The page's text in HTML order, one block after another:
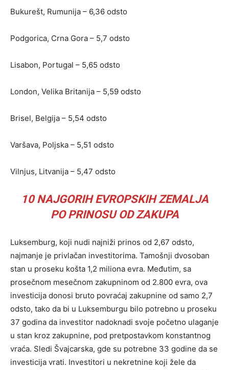
Bukurešt, Rumunija – 6,36 odsto
Podgorica, Crna Gora – 5,7 odsto
Lisabon, Portugal – 5,65 odsto
London, Velika Britanija – 5,59 odsto
Brisel, Belgija – 5,54 odsto
Varšava, Poljska – 5,51 odsto
Vilnjus, Litvanija – 5,47 odsto
10 NAJGORIH EVROPSKIH ZEMALJA
PO PRINOSU OD ZAKUPA
Luksemburg, koji nudi najniži prinos od 2,67 odsto,
najmanje je privlačan investitorima. Tamošnji dvosoban
stan u proseku košta 1,2 miliona evra. Međutim, sa
prosečnom mesečnom zakupninom od 2.800 evra, ova
investicija donosi bruto povraćaj zakupnine od samo 2,7
odsto, tako da bi u Luksemburgu bilo potrebno u proseku
37 godina da investitor nadoknadi svoje početno ulaganje
u stan kroz zakupnine, pod pretpostavkom konstantnog
vraća. Sledi Švajcarska, gde su potrebne 33 godine da se
investicija vrati. Investitori u nekretnine koji žele da